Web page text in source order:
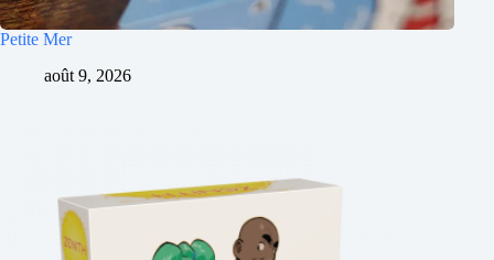
Petite Mer
août 9, 2026